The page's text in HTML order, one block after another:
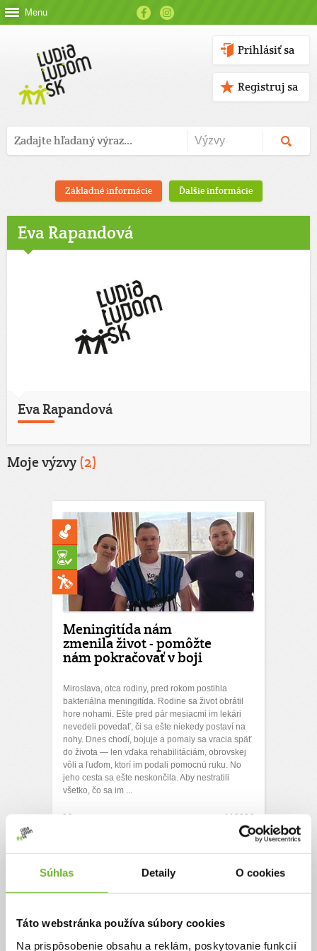
Súhlas Detaily O cookies
Táto webstránka používa súbory cookies
Na prispôsobenie obsahu a reklám, poskytovanie funkcií
Menu
Prihlásiť sa
Registruj sa
Základné informácie Ďalšie informácie
Eva Rapandová
Eva Rapandová
Moje výzvy(2)
Meningitída nám
zmenila život - pomôžte
nám pokračovať v boji
Miroslava, otca rodiny, pred rokom postihla
bakteriálna meningitída. Rodine sa život obrátil
hore nohami. Ešte pred pár mesiacmi im lekári
nevedeli povedať, či sa ešte niekedy postaví na
nohy. Dnes chodí, bojuje a pomaly sa vracia späť
do života — len vďaka rehabilitáciám, obrovskej
vôli a ľuďom, ktorí im podali pomocnú ruku. No
jeho cesta sa ešte neskončila. Aby nestratili
všetko, čo sa im ...
0€ 11000€